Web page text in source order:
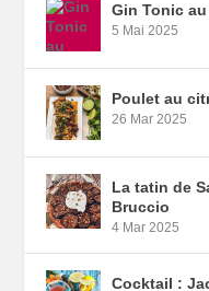
Gin Tonic
5 Mai 2025
Poulet au
26 Mar 2025
La tatin de
Bruccio
4 Mar 2025
Cocktail :